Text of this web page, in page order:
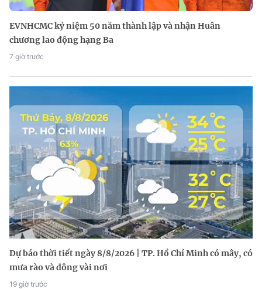
EVNHCMC kỷ niệm 50 năm thành lập và nhận Huân
chương lao động hạng Ba
7 giờ trước
Dự báo thời tiết ngày 8/8/2026 | TP. Hồ Chí Minh có mây, có
mưa rào và dông vài nơi
19 giờ trước